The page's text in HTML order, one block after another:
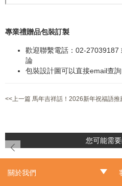
專業禮贈品包裝訂製
歡迎聯繫電話：02-27039187
論
包裝設計圖可以直接email查
<<上一篇 馬年吉祥話！2026新年祝福語推
您可能需
prev
關於我們